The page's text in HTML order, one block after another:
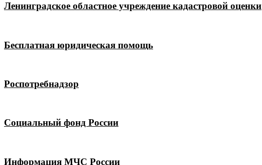
Ленинградское областное учреждение кадастровой оценки
Бесплатная юридическая помощь
Роспотребнадзор
Социальный фонд России
Информация МЧС России